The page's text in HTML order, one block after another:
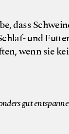
dass
und
wenn sie
gut